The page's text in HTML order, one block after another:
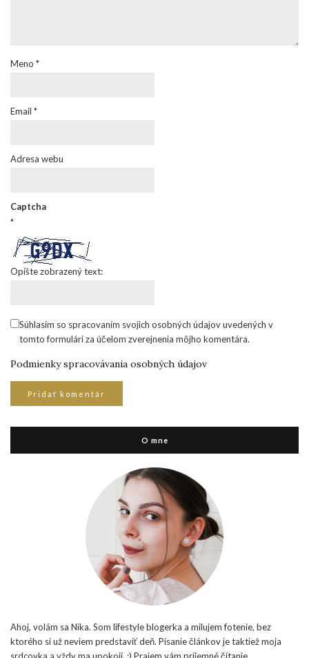
Meno *
Email *
Adresa webu
Captcha
*
Opíšte zobrazený text:
Súhlasím so spracovaním svojich osobných údajov uvedených v
tomto formulári za účelom zverejnenia môjho komentára.
Podmienky spracovávania osobných údajov
O mne
Ahoj, volám sa Nika. Som lifestyle blogerka a milujem fotenie, bez
ktorého si už neviem predstaviť deň. Písanie článkov je taktiež moja